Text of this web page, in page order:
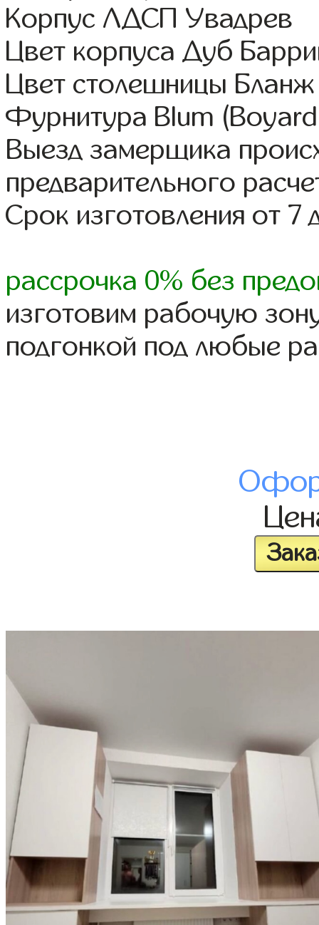
Корпус ЛДСП Увадрев
Цвет корпуса Дуб
Цвет столешницы Бланж
Фурнитура Blum
Выезд замерщика
предварительного
Срок изготовления от 7
рассрочка 0% без
изготовим рабочую
подгонкой под любые